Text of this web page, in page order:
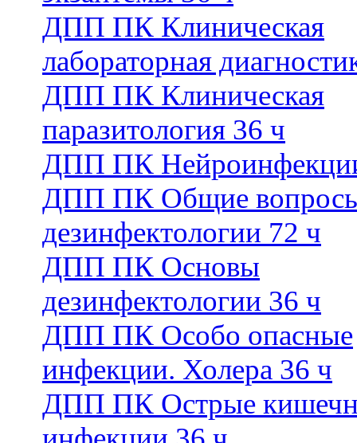
ДПП ПК Клиническая
лабораторная
ДПП ПК Клиническая
паразитология 36 ч
ДПП ПК
ДПП ПК Общие
дезинфектологии 72 ч
ДПП ПК Основы
дезинфектологии 36 ч
ДПП ПК Особо опасные
инфекции. Холера 36 ч
ДПП ПК Острые